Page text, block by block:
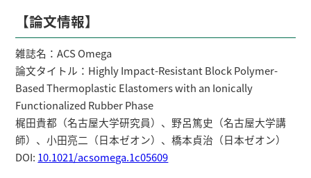
【論文情報】
雑誌名：ACS Omega
論文タイトル：Highly Impact-Resistant Block Polymer-
Based Thermoplastic Elastomers with an Ionically
Functionalized Rubber Phase
梶田貴都（名古屋大学研究員）、野呂篤史（名古屋大学講
師）、小田亮二（日本ゼオン）、橋本貞治（日本ゼオン）
DOI: 10.1021/acsomega.1c05609